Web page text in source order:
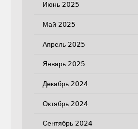
Июнь 2025
Май 2025
Апрель 2025
Январь 2025
Декабрь 2024
Октябрь 2024
Сентябрь 2024